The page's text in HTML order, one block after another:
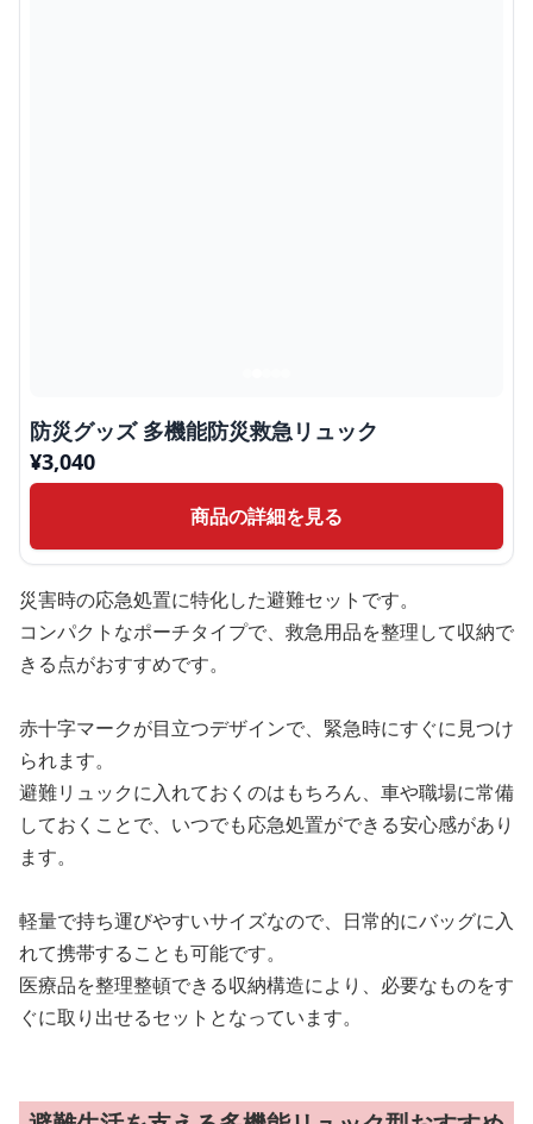
防災グッズ 多機能防災救急リュック
¥3,040
商品の詳細を見る
災害時の応急処置に特化した避難セットです。
コンパクトなポーチタイプで、救急用品を整理して収納で
きる点がおすすめです。
赤十字マークが目立つデザインで、緊急時にすぐに見つけ
られます。
避難リュックに入れておくのはもちろん、車や職場に常備
しておくことで、いつでも応急処置ができる安心感があり
ます。
軽量で持ち運びやすいサイズなので、日常的にバッグに入
れて携帯することも可能です。
医療品を整理整頓できる収納構造により、必要なものをす
ぐに取り出せるセットとなっています。